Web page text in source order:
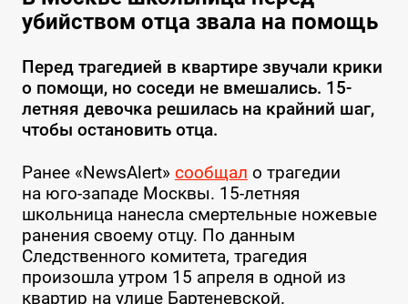
убийством отца звала на помощь
Перед трагедией в квартире звучали крики
о помощи, но соседи не вмешались. 15-
летняя девочка решилась на крайний шаг,
чтобы остановить отца.
Ранее «NewsAlert» сообщал о трагедии
на юго-западе Москвы. 15-летняя
школьница нанесла смертельные ножевые
ранения своему отцу. По данным
Следственного комитета, трагедия
произошла утром 15 апреля в одной из
квартир на улице Бартеневской.